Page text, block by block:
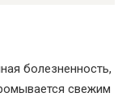
болезненность,
свежим